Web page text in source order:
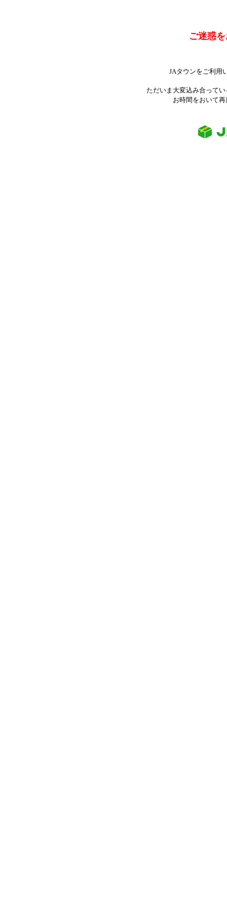
ご迷惑
JAタウンをご利用
ただいま大変込み合って
お時間をおいて